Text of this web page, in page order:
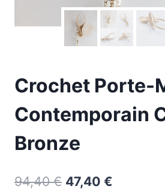
Crochet Porte-
Contemporain
Bronze
94,40€ Le
47,40 €